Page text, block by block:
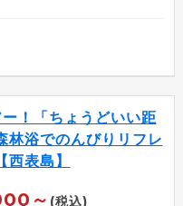
！「ちょうどいい距
林浴でのんびりリフレ
西表島】
～ (税込)